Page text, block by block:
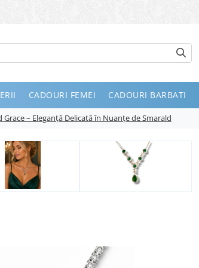
CADOURI FEMEI CADOURI BARBATI
Grace – Eleganță Delicată în Nuanțe de Smarald